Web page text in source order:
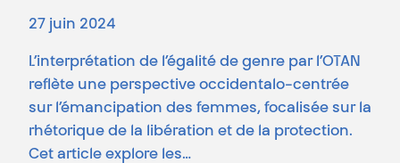
27 juin 2024
L’interprétation de l’égalité de genre par l’OTAN
reflète une perspective occidentalo-centrée
sur l’émancipation des femmes, focalisée sur la
rhétorique de la libération et de la protection.
Cet article explore les…